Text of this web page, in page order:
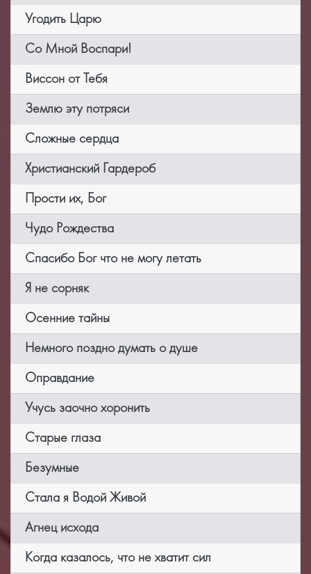
Угодить Царю
Со Мной Воспари!
Виссон от Тебя
Землю эту потряси
Сложные сердца
Христианский Гардероб
Прости их, Бог
Чудо Рождества
Спасибо Бог что не могу летать
Я не сорняк
Осенние тайны
Немного поздно думать о душе
Оправдание
Учусь заочно хоронить
Старые глаза
Безумные
Стала я Водой Живой
Агнец исхода
Когда казалось, что не хватит сил